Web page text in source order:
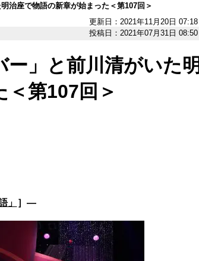
治座で物語の新章が始まった＜第107回＞
更新日：2021年11月20日 07:18
投稿日：2021年07月31日 08:50
ー」と前川清がいた明
第107回＞
」 ］―